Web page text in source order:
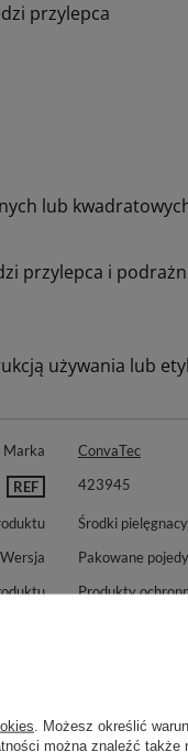
przylepca
lub
przylepca i
używania lub
Marka ConvaTec
REF 423945
Środki
Wersja
Pakowane
Produkty
. Możesz określić
można znaleźć także